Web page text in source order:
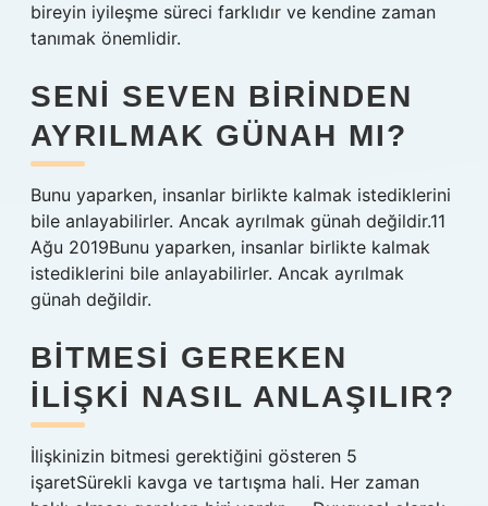
bireyin iyileşme süreci farklıdır ve kendine zaman
tanımak önemlidir.
SENI SEVEN BIRINDEN
AYRILMAK GÜNAH MI?
Bunu yaparken, insanlar birlikte kalmak istediklerini
bile anlayabilirler. Ancak ayrılmak günah değildir.11
Ağu 2019Bunu yaparken, insanlar birlikte kalmak
istediklerini bile anlayabilirler. Ancak ayrılmak
günah değildir.
BITMESI GEREKEN
ILIŞKI NASIL ANLAŞILIR?
İlişkinizin bitmesi gerektiğini gösteren 5
işaretSürekli kavga ve tartışma hali. Her zaman